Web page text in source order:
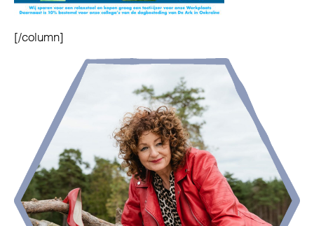
[/column]